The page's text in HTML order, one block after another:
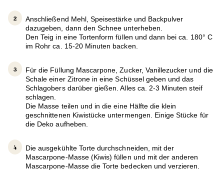
Anschließend Mehl, Speisestärke und Backpulver
dazugeben, dann den Schnee unterheben.
Den Teig in eine Tortenform füllen und dann bei ca. 180° C
im Rohr ca. 15-20 Minuten backen.
Für die Füllung Mascarpone, Zucker, Vanillezucker und die
Schale einer Zitrone in eine Schüssel geben und das
Schlagobers darüber gießen. Alles ca. 2-3 Minuten steif
schlagen.
Die Masse teilen und in die eine Hälfte die klein
geschnittenen Kiwistücke untermengen. Einige Stücke für
die Deko aufheben.
Die ausgekühlte Torte durchschneiden, mit der
Mascarpone-Masse (Kiwis) füllen und mit der anderen
Mascarpone-Masse die Torte bedecken und verzieren.